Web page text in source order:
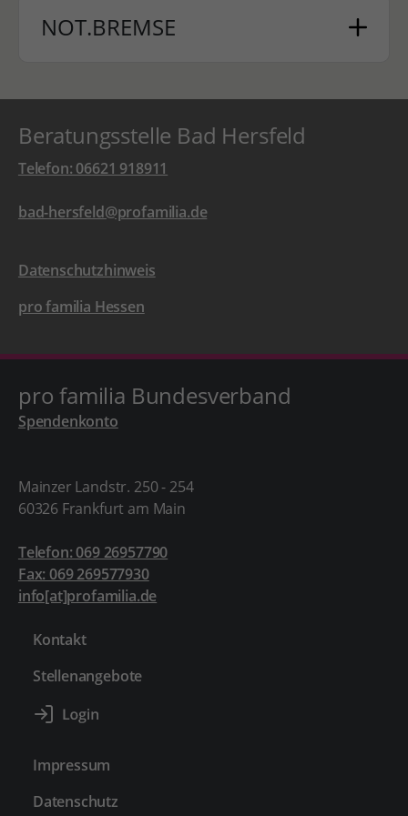
NOT.BREMSE
Beratungsstelle Bad Hersfeld
Telefon: 06621 918911
bad-hersfeld@profamilia.de
Datenschutzhinweis
pro familia Hessen
pro familia Bundesverband
Spendenkonto
Mainzer Landstr. 250 - 254
60326 Frankfurt am Main
Telefon: 069 26957790
Fax: 069 269577930
info[at]profamilia.de
Kontakt
Stellenangebote
Impressum
Datenschutz